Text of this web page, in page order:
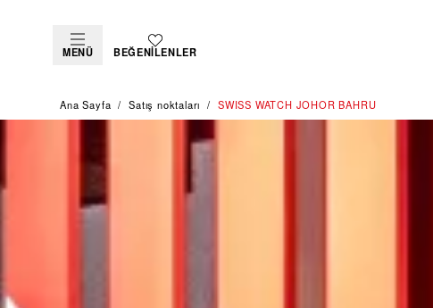
MENÜ BEĞENILENLER
Ana Sayfa Satış noktaları ‭SWISS WATCH JOHOR BAHRU‬